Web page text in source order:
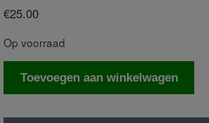
€25.00
Op voorraad
GordelToevoegen aan winkelwagen